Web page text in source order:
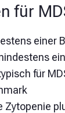
für
einer
für
Zytopenie